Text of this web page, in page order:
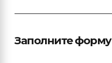
Заполните форму